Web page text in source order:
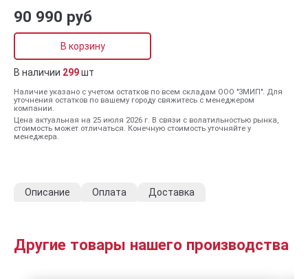
90 990 руб
В корзину
В наличии 299шт
Наличие указано с учетом остатков по всем складам ООО "ЗМИП". Для
уточнения остатков по вашему городу свяжитесь с менеджером
компании.
Цена актуальная на 25 июля 2026 г. В связи с волатильностью рынка,
стоимость может отличаться. Конечную стоимость уточняйте у
менеджера.
Описание Оплата Доставка
Другие товары нашего производства